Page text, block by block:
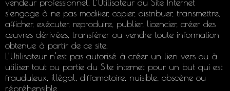
vendeur professionnel. L’Utilisateur du Site Internet
s’engage à ne pas modifier, copier, distribuer, transmettre,
afficher, exécuter, reproduire, publier, licencier, créer des
œuvres dérivées, transférer ou vendre toute information
obtenue à partir de ce site.
L’Utilisateur n’est pas autorisé à créer un lien vers ou à
utiliser tout ou partie du Site internet pour un but qui est
frauduleux, illégal, diffamatoire, nuisible, obscène ou
répréhensible.